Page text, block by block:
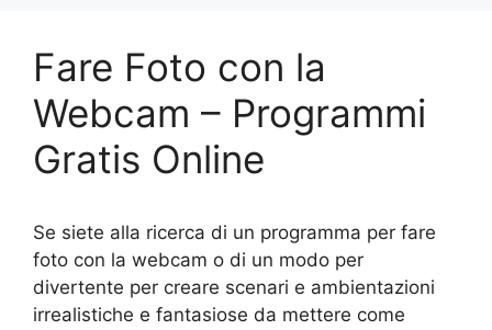
Fare Foto con la
Webcam – Programmi
Gratis Online
Se siete alla ricerca di un programma per fare
foto con la webcam o di un modo per
divertente per creare scenari e ambientazioni
irrealistiche e fantasiose da mettere come